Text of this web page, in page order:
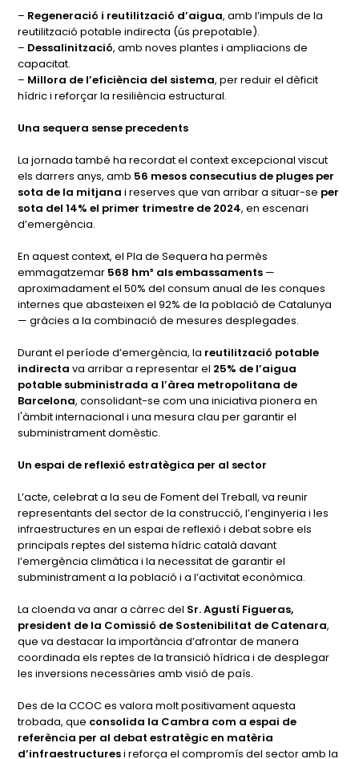
– Regeneració i reutilització d’aigua, amb l’impuls de la
reutilització potable indirecta (ús prepotable).
– Dessalinització, amb noves plantes i ampliacions de
capacitat.
– Millora de l’eficiència del sistema, per reduir el dèficit
hídric i reforçar la resiliència estructural.
Una sequera sense precedents
La jornada també ha recordat el context excepcional viscut
els darrers anys, amb 56 mesos consecutius de pluges per
sota de la mitjana i reserves que van arribar a situar-se per
sota del 14% el primer trimestre de 2024, en escenari
d’emergència.
En aquest context, el Pla de Sequera ha permès
emmagatzemar 568 hm³ als embassaments —
aproximadament el 50% del consum anual de les conques
internes que abasteixen el 92% de la població de Catalunya
— gràcies a la combinació de mesures desplegades.
Durant el període d’emergència, la reutilització potable
indirecta va arribar a representar el 25% de l’aigua
potable subministrada a l’àrea metropolitana de
Barcelona, consolidant-se com una iniciativa pionera en
l'àmbit internacional i una mesura clau per garantir el
subministrament domèstic.
Un espai de reflexió estratègica per al sector
L’acte, celebrat a la seu de Foment del Treball, va reunir
representants del sector de la construcció, l’enginyeria i les
infraestructures en un espai de reflexió i debat sobre els
principals reptes del sistema hídric català davant
l’emergència climàtica i la necessitat de garantir el
subministrament a la població i a l’activitat econòmica.
La cloenda va anar a càrrec del Sr. Agustí Figueras,
president de la Comissió de Sostenibilitat de Catenara,
que va destacar la importància d’afrontar de manera
coordinada els reptes de la transició hídrica i de desplegar
les inversions necessàries amb visió de país.
Des de la CCOC es valora molt positivament aquesta
trobada, que consolida la Cambra com a espai de
referència per al debat estratègic en matèria
d’infraestructuresi reforça el compromís del sector amb la